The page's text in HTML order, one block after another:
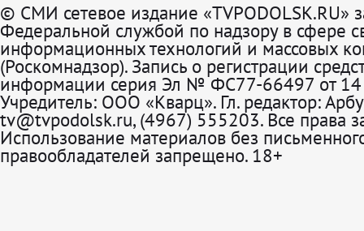
© СМИ сетевое издание «TVPODOLSK.RU»
Федеральной службой по надзору в сфере
информационных технологий и массовых
(Роскомнадзор). Запись о регистрации
информации серия Эл № ФС77-66497 от 14
Учредитель: ООО «Кварц». Гл. редактор:
tv@tvpodolsk.ru, (4967) 555203. Все права
Использование материалов без
правообладателей запрещено. 18+